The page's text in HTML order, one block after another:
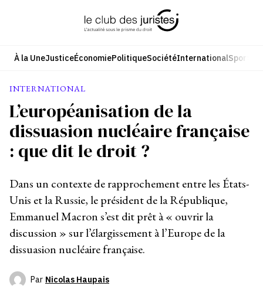
À la UneJusticeÉconomiePolitiqueSociétéInternationalSport
INTERNATIONAL
L’européanisation de la
dissuasion nucléaire française
: que dit le droit ?
Dans un contexte de rapprochement entre les États-
Unis et la Russie, le président de la République,
Emmanuel Macron s’est dit prêt à « ouvrir la
discussion » sur l’élargissement à l’Europe de la
dissuasion nucléaire française.
Par Nicolas Haupais